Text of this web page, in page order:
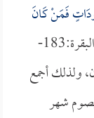
فَمَنْ كَانَ
[البقرة:183-
ولذلك أجمع
شهر